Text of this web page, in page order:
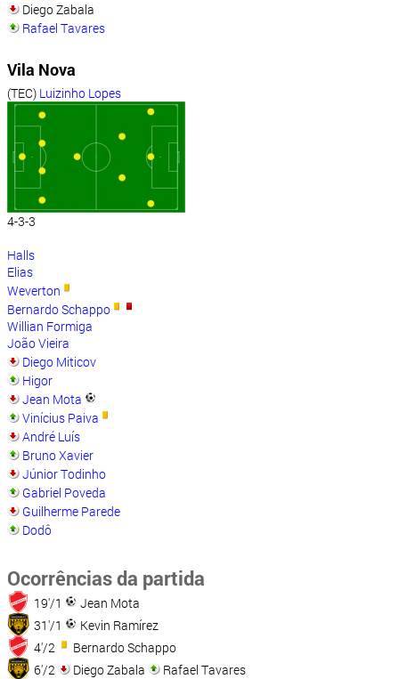
Diego Zabala
Rafael Tavares
Vila Nova
(TEC) Luizinho Lopes
4-3-3
Halls
Elias
Weverton
Bernardo Schappo
Willian Formiga
João Vieira
Diego Miticov
Higor
Jean Mota
Vinícius Paiva
André Luís
Bruno Xavier
Júnior Todinho
Gabriel Poveda
Guilherme Parede
Dodô
Ocorrências da partida
19'/1
Jean Mota
31'/1
Kevin Ramírez
4'/2
Bernardo Schappo
6'/2
Diego Zabala
Rafael Tavares